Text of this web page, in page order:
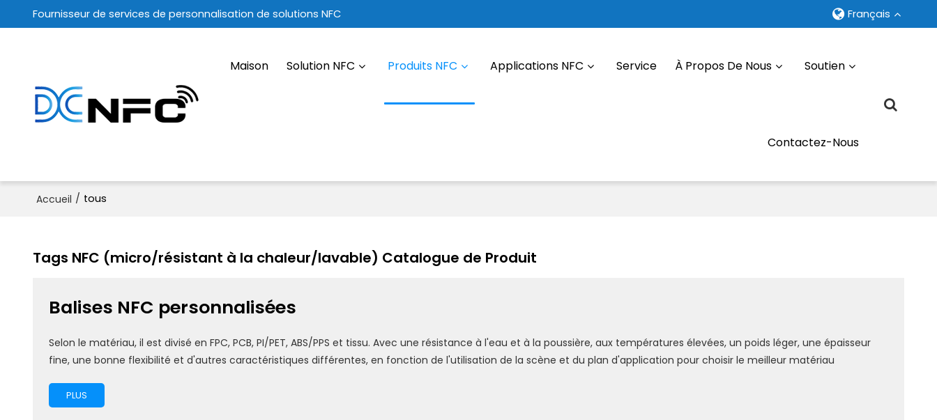
Fournisseur de services de personnalisation de solutions NFC Français
Maison Solution NFC Produits NFC Applications NFC Service À Propos De Nous Soutien
Contactez-Nous
Accueil / tous
Tags NFC (micro/résistant à la chaleur/lavable) Catalogue de Produit
Balises NFC personnalisées
Selon le matériau, il est divisé en FPC, PCB, PI/PET, ABS/PPS et tissu. Avec une résistance à l'eau et à la poussière, aux températures élevées, un poids léger, une épaisseur
fine, une bonne flexibilité et d'autres caractéristiques différentes, en fonction de l'utilisation de la scène et du plan d'application pour choisir le meilleur matériau
PLUS